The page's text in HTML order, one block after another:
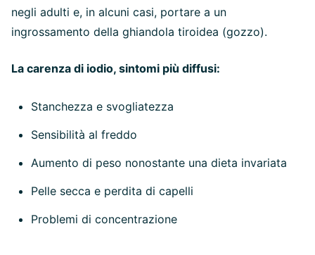
negli adulti e, in alcuni casi, portare a un
ingrossamento della ghiandola tiroidea (gozzo).
La carenza di iodio, sintomi più diffusi:
Stanchezza e svogliatezza
Sensibilità al freddo
Aumento di peso nonostante una dieta invariata
Pelle secca e perdita di capelli
Problemi di concentrazione